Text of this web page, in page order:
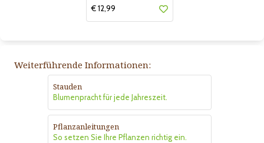
€ 12,99
Weiterführende Informationen:
Stauden
Blumenpracht für jede Jahreszeit.
Pflanzanleitungen
So setzen Sie Ihre Pflanzen richtig ein.